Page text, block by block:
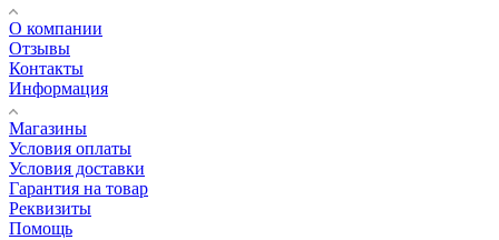
О компании
Отзывы
Контакты
Информация
Магазины
Условия оплаты
Условия доставки
Гарантия на товар
Реквизиты
Помощь